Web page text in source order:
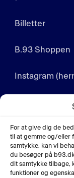
For at give dig de
til at gemme og/eller
samtykke, kan vi
du besøger på
dit samtykke tilbage,
funktioner og
Billetter
B.93 Shoppen
Instagram
Instagram
LinkedIn
YouTube